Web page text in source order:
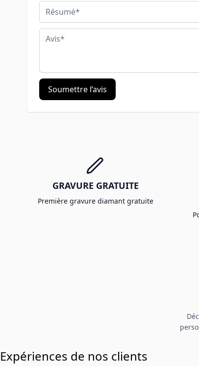
Résumé
Avis
Soumettre l’avis
GRAVURE GRATUITE
Première gravure diamant gratuite
Expériences de nos clients